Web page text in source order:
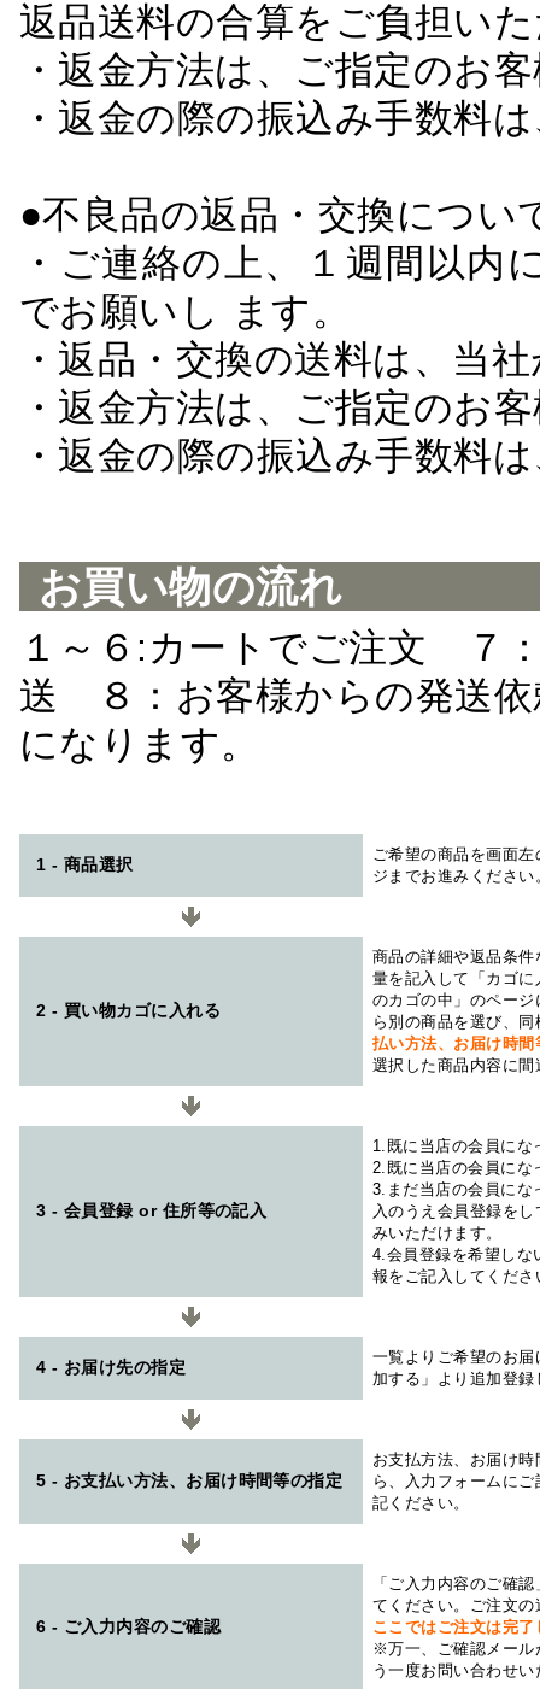
返品送料の合算をご負担い
・返金方法は、ご指定のお
・返金の際の振込み手数料
●不良品の返品・交換につい
・ご連絡の上、１週間以
でお願いし ます。
・返品・交換の送料は、当
・返金方法は、ご指定のお
・返金の際の振込み手数料
お買い物の流れ
１～６:カートでご注文 ７
送 ８：お客様からの発送
になります。
1 - 商品選択
ご希望の商品を画面
ジまでお進みください
2 - 買い物カゴに入れる
商品の詳細や返品条
量を記入して「カゴ
のカゴの中」のペー
ら別の商品を選び、
払い方法、お届け時
選択した商品内容に
3 - 会員登録 or 住所等の記入
1.既に当店の会員にな
2.既に当店の会員にな
3.まだ当店の会員にな
入のうえ会員登録を
みいただけます。
4.会員登録を希望しな
報をご記入してくださ
4 - お届け先の指定
一覧よりご希望のお
加する」より追加登
5 - お支払い方法、お届け時間等の指定
お支払方法、お届け
ら、入力フォームに
記ください。
6 - ご入力内容のご確認
「ご入力内容のご確
てください。ご注文
ここではご注文は完
※万一、ご確認メール
う一度お問い合わせ